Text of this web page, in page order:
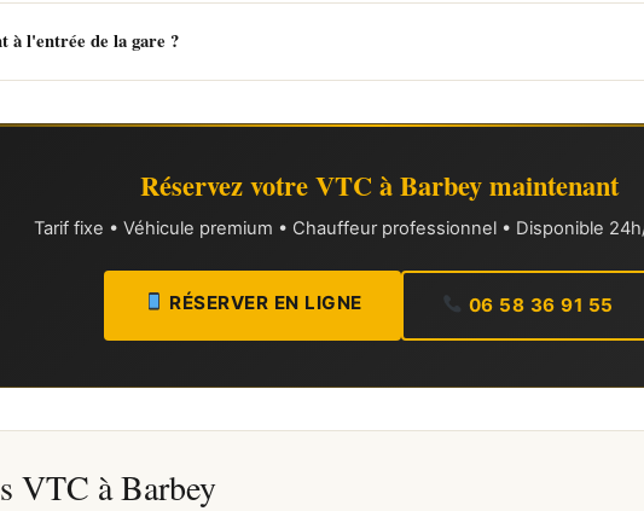
à l'entrée de la gare ?
Réservez votre VTC à Barbey maintenant
Tarif fixe • Véhicule premium • Chauffeur professionnel • Disponible
RÉSERVER EN LIGNE 06 58 36 91 55
VTC à Barbey